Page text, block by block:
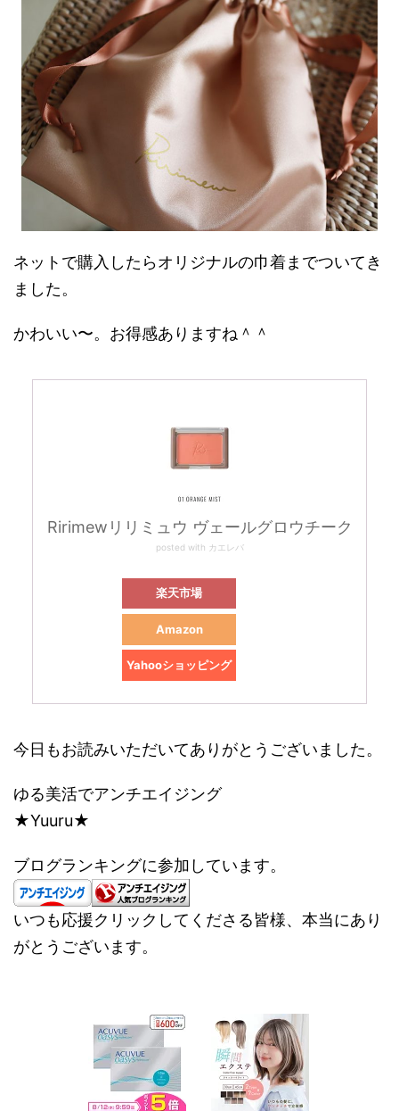
ネットで購入したらオリジナルの巾着までついてき
ました。
かわいい〜。お得感ありますね＾＾
Ririmewリリミュウ ヴェールグロウチーク
posted with カエレバ
楽天市場
Amazon
Yahooショッピング
今日もお読みいただいてありがとうございました。
ゆる美活でアンチエイジング
★Yuuru★
ブログランキングに参加しています。
いつも応援クリックしてくださる皆様、本当にあり
がとうございます。